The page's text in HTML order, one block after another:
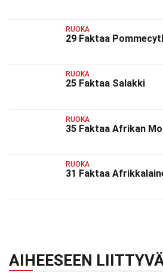
RUOKA
29 Faktaa
RUOKA
25 Faktaa Salakki
RUOKA
35 Faktaa Afrikan
RUOKA
31 Faktaa
AIHEESEEN